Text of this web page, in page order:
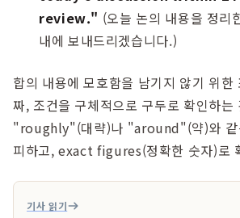
review." (오늘 논의 내용을 정리
내에 보내드리겠습니다.)
합의 내용에 모호함을 남기지 않기 위한
짜, 조건을 구체적으로 구두로 확인하는
"roughly"(대략)나 "around"(약)와 같
피하고, exact figures(정확한 숫자)로
기사 읽기